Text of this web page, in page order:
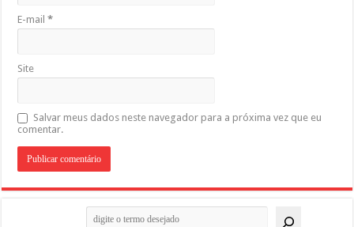
E-mail*
Site
Salvar meus dados neste navegador para a próxima vez que eu
comentar.